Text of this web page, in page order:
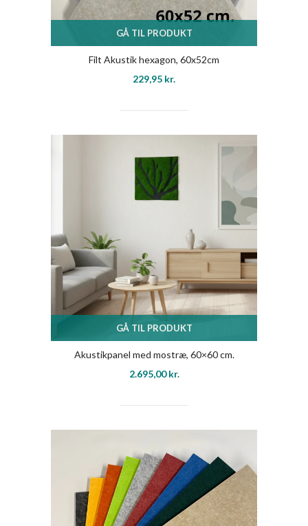
GÅ TIL PRODUKT
Filt Akustik hexagon, 60x52cm
229,95 kr.
GÅ TIL PRODUKT
Akustikpanel med mostræ, 60×60 cm.
2.695,00kr.